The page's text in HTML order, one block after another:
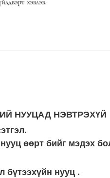
НЭВТРЭХҮЙ
өөрт бийг мэдэх
бүтээхүйн нууц .